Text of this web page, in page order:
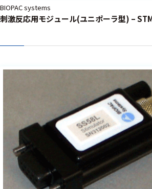
BIOPAC systems
刺激反応用モジュール(ユニポーラ型) –